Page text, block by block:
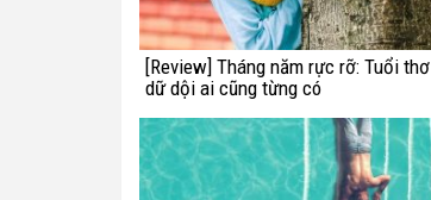
[Review] Tháng năm rực rỡ: Tuổi thơ
dữ dội ai cũng từng có